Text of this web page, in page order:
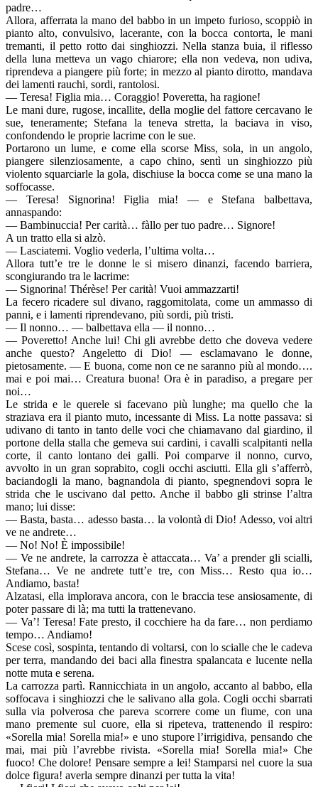
padre…
Allora, afferrata la mano del babbo in un impeto furioso, scoppiò in
pianto alto, convulsivo, lacerante, con la bocca contorta, le mani
tremanti, il petto rotto dai singhiozzi. Nella stanza buia, il riflesso
della luna metteva un vago chiarore; ella non vedeva, non udiva,
riprendeva a piangere più forte; in mezzo al pianto dirotto, mandava
dei lamenti rauchi, sordi, rantolosi.
— Teresa! Figlia mia… Coraggio! Poveretta, ha ragione!
Le mani dure, rugose, incallite, della moglie del fattore cercavano le
sue, teneramente; Stefana la teneva stretta, la baciava in viso,
confondendo le proprie lacrime con le sue.
Portarono un lume, e come ella scorse Miss, sola, in un angolo,
piangere silenziosamente, a capo chino, sentì un singhiozzo più
violento squarciarle la gola, dischiuse la bocca come se una mano la
soffocasse.
— Teresa! Signorina! Figlia mia! — e Stefana balbettava,
annaspando:
— Bambinuccia! Per carità… fàllo per tuo padre… Signore!
A un tratto ella si alzò.
— Lasciatemi. Voglio vederla, l’ultima volta…
Allora tutt’e tre le donne le si misero dinanzi, facendo barriera,
scongiurando tra le lacrime:
— Signorina! Thérèse! Per carità! Vuoi ammazzarti!
La fecero ricadere sul divano, raggomitolata, come un ammasso di
panni, e i lamenti riprendevano, più sordi, più tristi.
— Il nonno… — balbettava ella — il nonno…
— Poveretto! Anche lui! Chi gli avrebbe detto che doveva vedere
anche questo? Angeletto di Dio! — esclamavano le donne,
pietosamente. — E buona, come non ce ne saranno più al mondo….
mai e poi mai… Creatura buona! Ora è in paradiso, a pregare per
noi…
Le strida e le querele si facevano più lunghe; ma quello che la
straziava era il pianto muto, incessante di Miss. La notte passava: si
udivano di tanto in tanto delle voci che chiamavano dal giardino, il
portone della stalla che gemeva sui cardini, i cavalli scalpitanti nella
corte, il canto lontano dei galli. Poi comparve il nonno, curvo,
avvolto in un gran soprabito, cogli occhi asciutti. Ella gli s’afferrò,
baciandogli la mano, bagnandola di pianto, spegnendovi sopra le
strida che le uscivano dal petto. Anche il babbo gli strinse l’altra
mano; lui disse:
— Basta, basta… adesso basta… la volontà di Dio! Adesso, voi altri
ve ne andrete…
— No! No! È impossibile!
— Ve ne andrete, la carrozza è attaccata… Va’ a prender gli scialli,
Stefana… Ve ne andrete tutt’e tre, con Miss… Resto qua io…
Andiamo, basta!
Alzatasi, ella implorava ancora, con le braccia tese ansiosamente, di
poter passare di là; ma tutti la trattenevano.
— Va’! Teresa! Fate presto, il cocchiere ha da fare… non perdiamo
tempo… Andiamo!
Scese così, sospinta, tentando di voltarsi, con lo scialle che le cadeva
per terra, mandando dei baci alla finestra spalancata e lucente nella
notte muta e serena.
La carrozza partì. Rannicchiata in un angolo, accanto al babbo, ella
soffocava i singhiozzi che le salivano alla gola. Cogli occhi sbarrati
sulla via polverosa che pareva scorrere come un fiume, con una
mano premente sul cuore, ella si ripeteva, trattenendo il respiro:
«Sorella mia! Sorella mia!» e uno stupore l’irrigidiva, pensando che
mai, mai più l’avrebbe rivista. «Sorella mia! Sorella mia!» Che
fuoco! Che dolore! Pensare sempre a lei! Stamparsi nel cuore la sua
dolce figura! averla sempre dinanzi per tutta la vita!